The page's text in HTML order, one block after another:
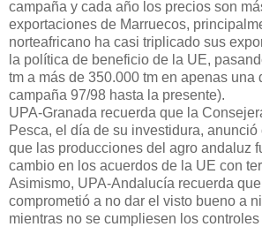
campaña y cada año los precios son
exportaciones de Marruecos,
norteafricano ha casi triplicado sus
la política de beneficio de la UE,
tm a más de 350.000 tm en apenas una
campaña 97/98 hasta la presente).
UPA-Granada recuerda que la
Pesca, el día de su investidura, anunció
que las producciones del agro andaluz
cambio en los acuerdos de la UE con
Asimismo, UPA-Andalucía recuerda
comprometió a no dar el visto bueno a
mientras no se cumpliesen los